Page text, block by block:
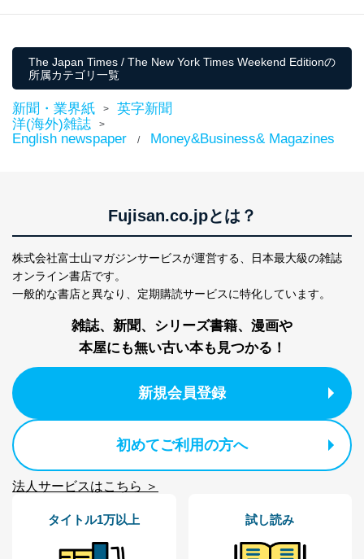
苦情及び相談受付け窓口
貴殿の個人情報及び当社の個人情報保護マネジメントシ
ステムに関するご相談及び苦情については以下までご連
絡ください。
適切、かつ迅速に対応させていただきます。
株式会社富士山マガジンサービス 個人情報問い合わせ
係
改訂：2025年2月20日
制定：2005年4月1日
株式会社富士山マガジンサービス
代表取締役会長 西野 伸一郎
個人情報の取扱いについて
当社は以下の個人情報保護管理者を設置し、個人情報保
株式会社富士山マガジンサービス
代表取締役会長 西野 伸一郎
個人情報保護管理者: 経営管理グループディレクター 前
田 嘉也
２．利用目的
当社が取り扱う開示対象個人情報の利用目的は次のとお
The Japan Times / The New York Times Weekend Editionの
所属カテゴリ一覧
新聞・業界紙 >
英字新聞
洋(海外)雑誌
>
English newspaper / Money&Business& Magazines
Fujisan.co.jpとは？
株式会社富士山マガジンサービスが運営する、
日本最大級の雑誌
オンライン書店です。
一般的な書店と異なり、 定期購読サービスに特化しています。
雑誌、新聞、シリーズ書籍、漫画や
本屋にも無い古い本も見つかる！
新規会員登録
初めてご利用の方へ
法人サービスはこちら ＞
タイトル1万以上 試し読み